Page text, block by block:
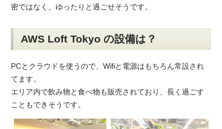
密ではなく、ゆったりと過ごせそうです。
AWS Loft Tokyo の設備は？
PCとクラウドを使うので、Wifiと電源はもちろん常設され
てます。
エリア内で飲み物と食べ物も販売されており、長く過ごす
こともできそうです。